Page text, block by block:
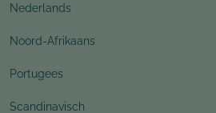
Nederlands
Noord-Afrikaans
Portugees
Scandinavisch